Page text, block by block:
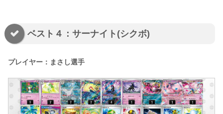
ベスト４：サーナイト(シクボ)
プレイヤー：まさし選手